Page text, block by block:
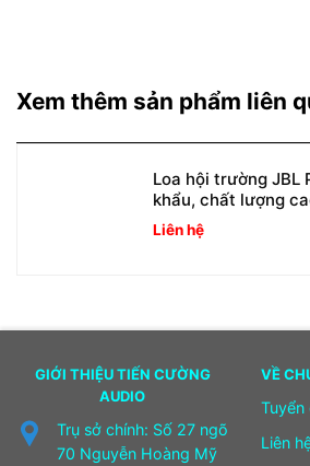
Xem thêm sản phẩm liên
Loa hội trường JBL
khẩu, chất lượng
Liên hệ
GIỚI THIỆU TIẾN CƯỜNG
AUDIO
Trụ sở chính: Số 27 ngõ
70 Nguyễn Hoàng Mỹ
VỀ
Tuyển
Liên